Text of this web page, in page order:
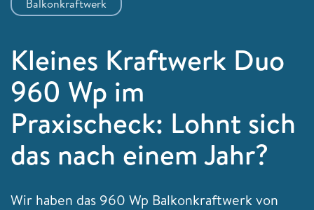
Balkonkraftwerk
Kleines Kraftwerk Duo
960 Wp im
Praxischeck: Lohnt sich
das nach einem Jahr?
Wir haben das 960 Wp Balkonkraftwerk von